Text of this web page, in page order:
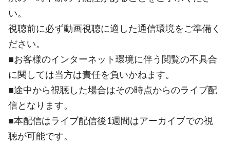
い。
視聴前に必ず動画視聴に適した通信環境をご準備く
ださい。
■お客様のインターネット環境に伴う閲覧の不具合
に関しては当方は責任を負いかねます。
■途中から視聴した場合はその時点からのライブ配
信となります。
■本配信はライブ配信後1週間はアーカイブでの視
聴が可能です。